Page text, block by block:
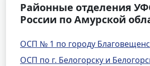
Районные отделения
России по Амурской
ОСП № 1 по городу
ОСП по г. Белогорску и